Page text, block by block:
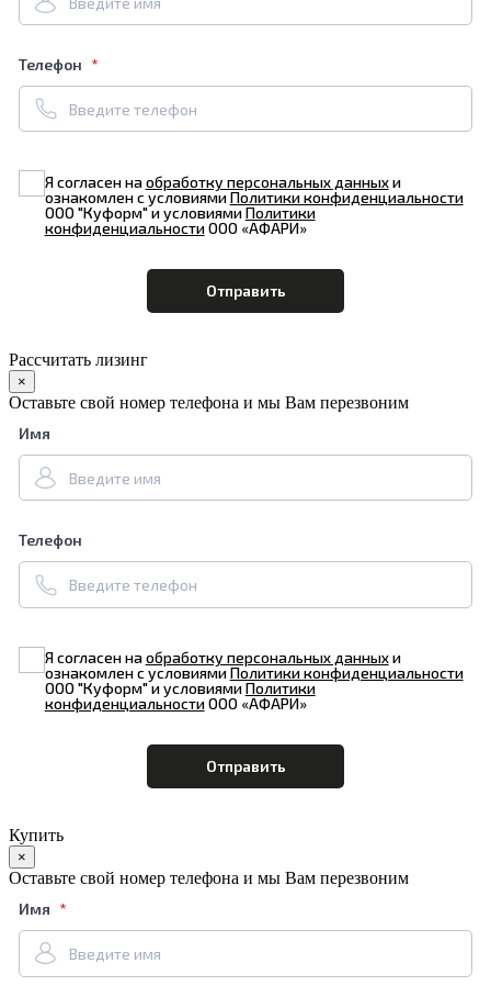
Телефон
Я согласен наобработку персональных данныхи
ознакомлен с условиямиПолитики конфиденциальности
ООО "Куформ" и условиямиПолитики
конфиденциальностиООО «АФАРИ»
Рассчитать лизинг
×
Оставьте свой номер телефона и мы Вам перезвоним
Имя
Телефон
Я согласен наобработку персональных данныхи
ознакомлен с условиямиПолитики конфиденциальности
ООО "Куформ" и условиямиПолитики
конфиденциальностиООО «АФАРИ»
Купить
×
Оставьте свой номер телефона и мы Вам перезвоним
Имя